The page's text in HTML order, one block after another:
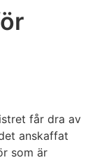
får dra av
anskaffat
som är